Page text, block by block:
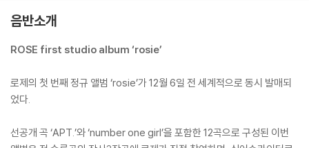
음반소개
ROSE first studio album ‘rosie’
로제의 첫 번째 정규 앨범 ‘rosie’가 12월 6일 전 세계적으로 동시 발매되
었다.
선공개 곡 ‘APT.’와 ‘number one girl’을 포함한 12곡으로 구성된 이번